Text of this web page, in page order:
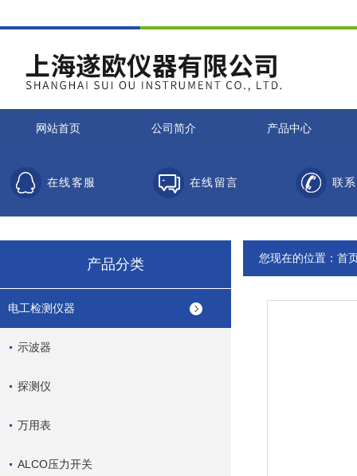
网站首页 公司简介 产品中心
在线客服 在线留言 联
产品分类
电工检测仪器
示波器
探测仪
万用表
ALCO压力开关
您现在的位置： 首